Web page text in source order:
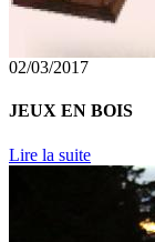
02/03/2017
JEUX EN BOIS
Lire la suite